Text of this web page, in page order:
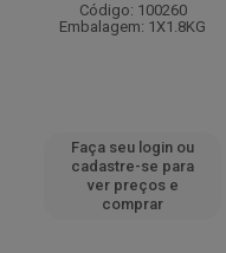
Código: 100260
Embalagem: 1X1.8KG
Faça seu login ou
cadastre-se para
ver preços e
comprar